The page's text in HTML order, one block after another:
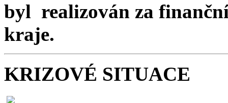
byl realizován za
kraje.
KRIZOVÉ SITUACE